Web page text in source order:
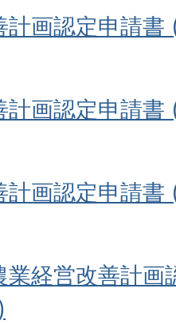
計画認定申請
計画認定申請
計画認定申請書
業経営改善計